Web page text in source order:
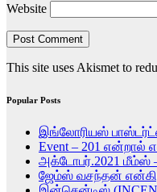
Website
This site uses Akismet to
Popular Posts
இங்லோரியஸ்
Event – 201
அக்டோபர்.2021 மீம்ஸ்
ஜேம்ஸ் வசந்தன்